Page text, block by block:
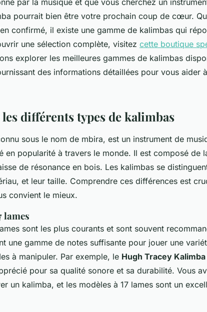
gammes de
joueurs
par la musique et que vous cherchez un
pourrait bien être votre prochain coup de cœur.
confirmé, il existe une gamme de kalimbas qui
une sélection complète, visitez cette boutique
explorer les meilleures gammes de kalimbas
des informations détaillées pour vous aider
différents types de kalimbas
sous le nom de mbira, est un instrument de
en popularité à travers le monde. Il est composé de
de résonance en bois. Les kalimbas se
et leur taille. Comprendre ces différences est
convient le mieux.
lames
sont les plus courants et sont souvent
une gamme de notes suffisante pour jouer une
à manipuler. Par exemple, le Hugh Tracey Kalimba
pour sa qualité sonore et sa durabilité. Vous
un kalimba, et les modèles à 17 lames sont un